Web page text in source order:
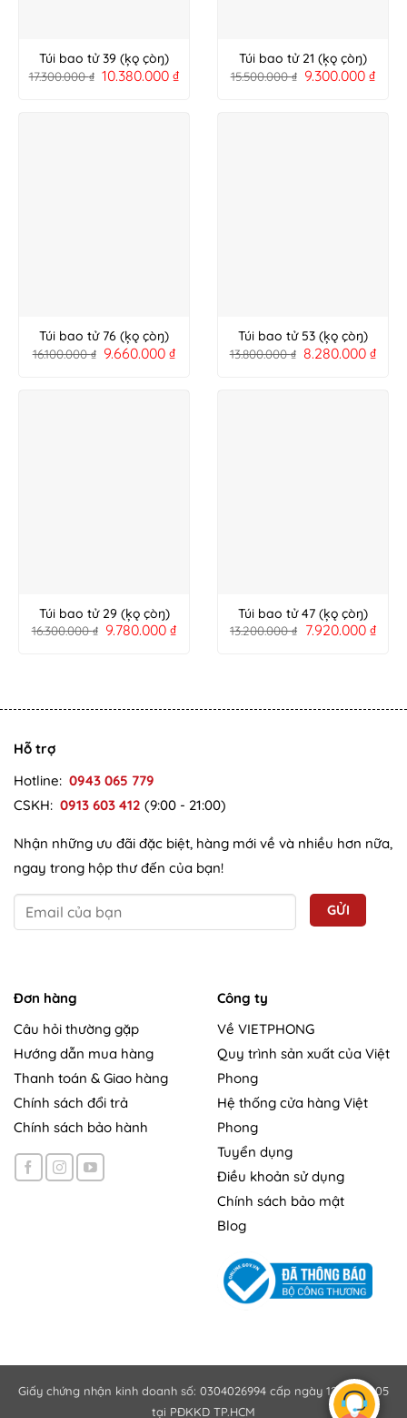
Túi bao tử 39 (ķǫ çòŋ)
17.300.000₫ 10.380.000₫
Túi bao tử 21 (ķǫ çòŋ)
15.500.000₫ 9.300.000₫
Túi bao tử 76 (ķǫ çòŋ)
16.100.000₫ 9.660.000₫
Túi bao tử 53 (ķǫ çòŋ)
13.800.000₫ 8.280.000₫
Túi bao tử 29 (ķǫ çòŋ)
16.300.000₫ 9.780.000₫
Túi bao tử 47 (ķǫ çòŋ)
13.200.000₫ 7.920.000 ₫
Hỗ trợ
Hotline: 0943 065 779
CSKH: 0913 603 412 (9:00 - 21:00)
Nhận những ưu đãi đặc biệt, hàng mới về và nhiều hơn nữa,
ngay trong hộp thư đến của bạn!
Đơn hàng
Câu hỏi thường gặp
Hướng dẫn mua hàng
Thanh toán & Giao hàng
Chính sách đổi trả
Chính sách bảo hành
Công ty
Về VIETPHONG
Quy trình sản xuất của Việt
Phong
Hệ thống cửa hàng Việt
Phong
Tuyển dụng
Điều khoản sử dụng
Chính sách bảo mật
Blog
Giấy chứng nhận kinh doanh số: 0304026994 cấp ngày 12/10/2005
tại PĐKKD TP.HCM